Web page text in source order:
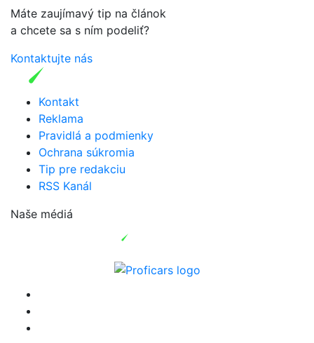
Máte zaujímavý tip na článok
a chcete sa s ním podeliť?
Kontaktujte nás
Kontakt
Reklama
Pravidlá a podmienky
Ochrana súkromia
Tip pre redakciu
RSS Kanál
Naše médiá